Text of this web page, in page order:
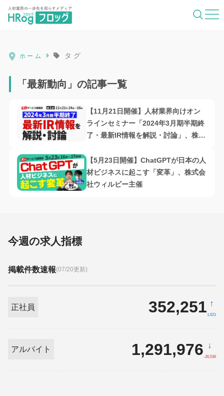
HRog | 人材業界の一歩先を照らすメディ
ホーム タグ
「最新動向」の記事一覧
【11月21日開催】人材業界向けオン
ラインセミナー「2024年3月期半期終
了・最新IR情報を解説・討論」、株式
【5月23日開催】ChatGPTが日本の人
材ビジネスに起こす「変革」、株式会
社ウィルビー主催
今週の求人指標
掲載件数速報(07/20更新)
正社員 352,251 ↑
1,621
アルバイト 1,291,976 ↓
-26,536